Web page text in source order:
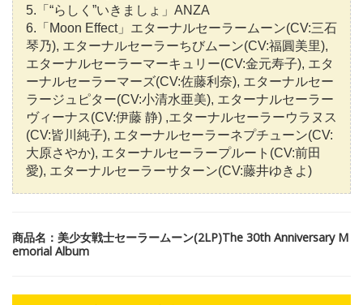
5.「“らしく”いきましょ」ANZA
6.「Moon Effect」エターナルセーラームーン(CV:三石
琴乃), エターナルセーラーちびムーン(CV:福圓美里),
エターナルセーラーマーキュリー(CV:金元寿子), エタ
ーナルセーラーマーズ(CV:佐藤利奈), エターナルセー
ラージュピター(CV:小清水亜美), エターナルセーラー
ヴィーナス(CV:伊藤 静) ,エターナルセーラーウラヌス
(CV:皆川純子), エターナルセーラーネプチューン(CV:
大原さやか), エターナルセーラープルート(CV:前田
愛), エターナルセーラーサターン(CV:藤井ゆきよ)
商品名：美少女戦士セーラームーン(2LP)The 30th Anniversary M
emorial Album